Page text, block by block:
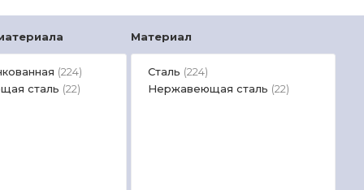
(224)
сталь (22)
Материал
Сталь (224)
Нержавеющая сталь (22)